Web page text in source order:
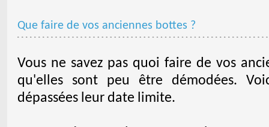
Que faire de vos anciennes bottes ?
Vous ne savez pas quoi faire de vos
qu'elles sont peu être démodées.
dépassées leur date limite.